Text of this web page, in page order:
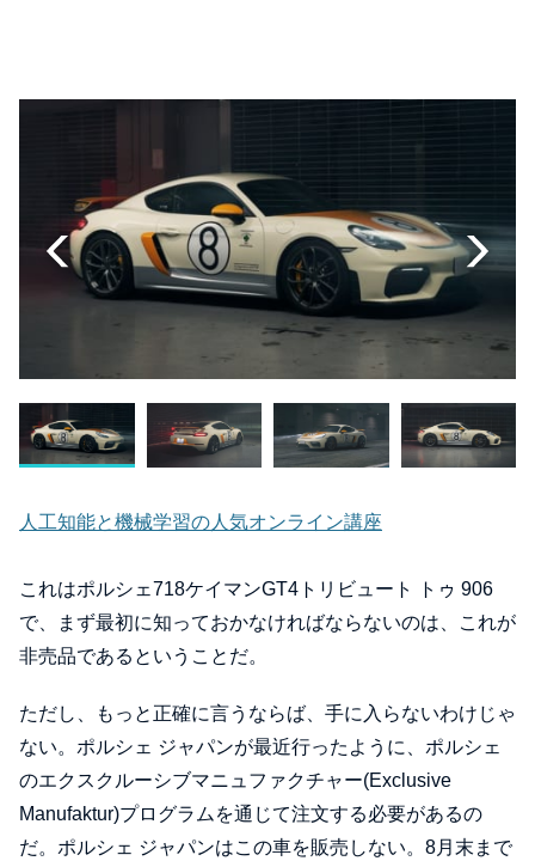
人工知能と機械学習の人気オンライン講座
これはポルシェ718ケイマンGT4トリビュート トゥ 906
で、まず最初に知っておかなければならないのは、これが
非売品であるということだ。
ただし、もっと正確に言うならば、手に入らないわけじゃ
ない。ポルシェ ジャパンが最近行ったように、ポルシェ
のエクスクルーシブマニュファクチャー(Exclusive
Manufaktur)プログラムを通じて注文する必要があるの
だ。ポルシェ ジャパンはこの車を販売しない。8月末まで